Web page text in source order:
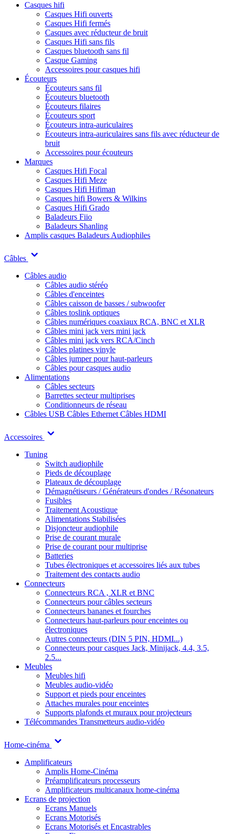
Casques hifi
Casques Hifi ouverts
Casques Hifi fermés
Casques avec réducteur de bruit
Casques Hifi sans fils
Casques bluetooth sans fil
Casque Gaming
Accessoires pour casques hifi
Écouteurs
Écouteurs sans fil
Écouteurs bluetooth
Écouteurs filaires
Écouteurs sport
Écouteurs intra-auriculaires
Écouteurs intra-auriculaires sans fils avec réducteur de
bruit
Accessoires pour écouteurs
Marques
Casques Hifi Focal
Casques Hifi Meze
Casques Hifi Hifiman
Casques hifi Bowers & Wilkins
Casques Hifi Grado
Baladeurs Fiio
Baladeurs Shanling
Amplis casques Baladeurs Audiophiles
Câbles
Câbles audio
Câbles audio stéréo
Câbles d'enceintes
Câbles caisson de basses / subwoofer
Câbles toslink optiques
Câbles numériques coaxiaux RCA, BNC et XLR
Câbles mini jack vers mini jack
Câbles mini jack vers RCA/Cinch
Câbles platines vinyle
Câbles jumper pour haut-parleurs
Câbles pour casques audio
Alimentations
Câbles secteurs
Barrettes secteur multiprises
Conditionneurs de réseau
Câbles USB Câbles Ethernet Câbles HDMI
Accessoires
Tuning
Switch audiophile
Pieds de découplage
Plateaux de découplage
Démagnétiseurs / Générateurs d'ondes / Résonateurs
Fusibles
Traitement Acoustique
Alimentations Stabilisées
Disjoncteur audiophile
Prise de courant murale
Prise de courant pour multiprise
Batteries
Tubes électroniques et accessoires liés aux tubes
Traitement des contacts audio
Connecteurs
Connecteurs RCA , XLR et BNC
Connecteurs pour câbles secteurs
Connecteurs bananes et fourches
Connecteurs haut-parleurs pour enceintes ou
électroniques
Autres connecteurs (DIN 5 PIN, HDMI...)
Connecteurs pour casques Jack, Minijack, 4.4, 3.5,
2.5...
Meubles
Meubles hifi
Meubles audio-vidéo
Support et pieds pour enceintes
Attaches murales pour enceintes
Supports plafonds et muraux pour projecteurs
Télécommandes Transmetteurs audio-vidéo
Home-cinéma
Amplificateurs
Amplis Home-Cinéma
Préamplificateurs processeurs
Amplificateurs multicanaux home-cinéma
Ecrans de projection
Ecrans Manuels
Ecrans Motorisés
Ecrans Motorisés et Encastrables